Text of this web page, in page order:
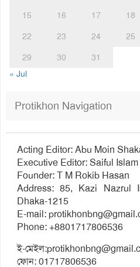
15
16 17 18
22
23 24 25
29
30
31
« Jul
Protikhon Navigation
Acting Editor: Abu Moin
Executive Editor: Saiful Islam
Founder: T M Rokib Hasan
Address: 85, Kazi Nazrul
Dhaka-1215
E-mail:
Phone: +8801717806536
ই-মেইল:
ফোন: 01717806536